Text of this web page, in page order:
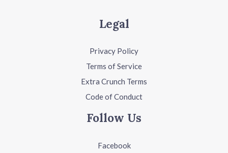
Legal
Privacy Policy
Terms of Service
Extra Crunch Terms
Code of Conduct
Follow Us
Facebook